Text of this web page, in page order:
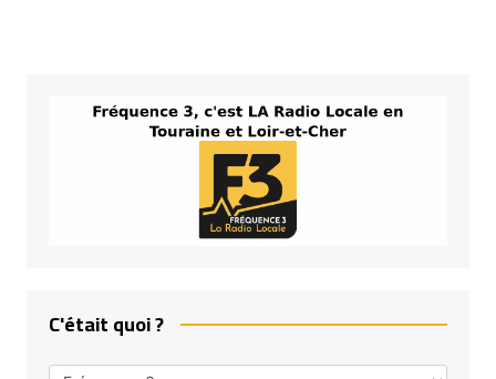
C'était quoi ?